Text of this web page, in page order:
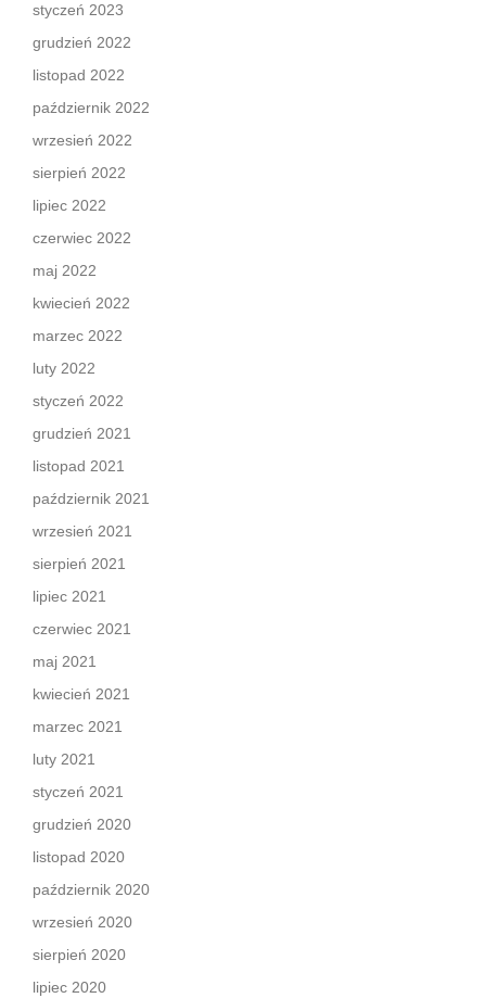
styczeń 2023
grudzień 2022
listopad 2022
październik 2022
wrzesień 2022
sierpień 2022
lipiec 2022
czerwiec 2022
maj 2022
kwiecień 2022
marzec 2022
luty 2022
styczeń 2022
grudzień 2021
listopad 2021
październik 2021
wrzesień 2021
sierpień 2021
lipiec 2021
czerwiec 2021
maj 2021
kwiecień 2021
marzec 2021
luty 2021
styczeń 2021
grudzień 2020
listopad 2020
październik 2020
wrzesień 2020
sierpień 2020
lipiec 2020